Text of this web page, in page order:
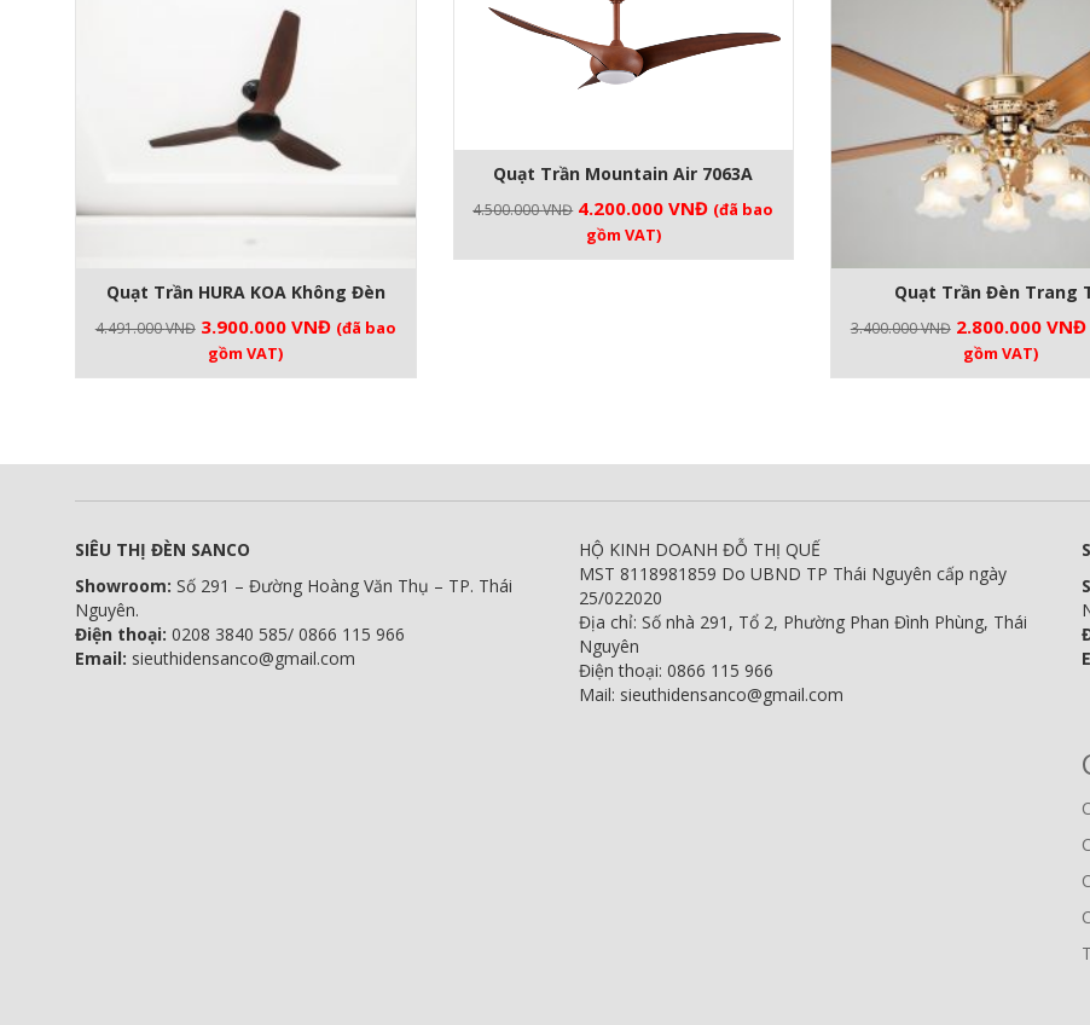
Quạt Trần HURA KOA Không Đèn
4.491.000VNĐ Giá
gốc
là:
3.900.000 VNĐGiá
tại
(đã bao
gồm VAT)
Quạt Trần Mountain Air 7063A
4.500.000VNĐ Giá
gốc
là:
4.200.000VNĐGiá
tại
(đã bao
gồm VAT)
Quạt Trần Đèn Trang
3.400.000VNĐ Giá
gốc
là:
2.800.000 VNĐ
gồm VAT)
SIÊU THỊ ĐÈN SANCO
Showroom: Số 291 – Đường Hoàng Văn Thụ – TP. Thái
Nguyên.
Điện thoại: 0208 3840 585/ 0866 115 966
Email: sieuthidensanco@gmail.com
HỘ KINH DOANH ĐỖ THỊ QUẾ
MST 8118981859 Do UBND TP Thái Nguyên cấp ngày
25/022020
Địa chỉ: Số nhà 291, Tổ 2, Phường Phan Đình Phùng, Thái
Nguyên
Điện thoại: 0866 115 966
Mail: sieuthidensanco@gmail.com